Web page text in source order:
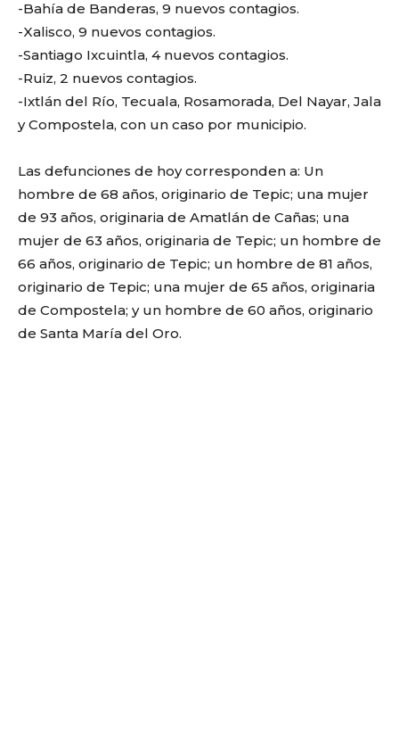
-Bahía de Banderas, 9 nuevos contagios.
-Xalisco, 9 nuevos contagios.
-Santiago Ixcuintla, 4 nuevos contagios.
-Ruiz, 2 nuevos contagios.
-Ixtlán del Río, Tecuala, Rosamorada, Del Nayar, Jala
y Compostela, con un caso por municipio.
Las defunciones de hoy corresponden a: Un
hombre de 68 años, originario de Tepic; una mujer
de 93 años, originaria de Amatlán de Cañas; una
mujer de 63 años, originaria de Tepic; un hombre de
66 años, originario de Tepic; un hombre de 81 años,
originario de Tepic; una mujer de 65 años, originaria
de Compostela; y un hombre de 60 años, originario
de Santa María del Oro.